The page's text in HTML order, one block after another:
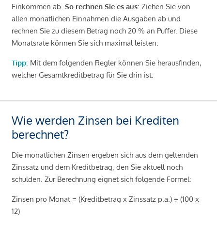
Einkommen ab. So rechnen Sie es aus: Ziehen Sie von
allen monatlichen Einnahmen die Ausgaben ab und
rechnen Sie zu diesem Betrag noch 20 % an Puffer. Diese
Monatsrate können Sie sich maximal leisten.
Tipp: Mit dem folgenden Regler können Sie herausfinden,
welcher Gesamtkreditbetrag für Sie drin ist.
Wie werden Zinsen bei Krediten
berechnet?
Die monatlichen Zinsen ergeben sich aus dem geltenden
Zinssatz und dem Kreditbetrag, den Sie aktuell noch
schulden. Zur Berechnung eignet sich folgende Formel:
Zinsen pro Monat = (Kreditbetrag x Zinssatz p.a.) ÷ (100 x
12)